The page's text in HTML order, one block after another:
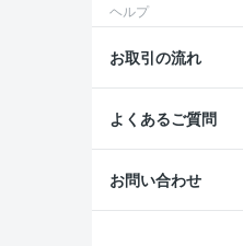
ヘルプ
お取引の流れ
よくあるご質問
お問い合わせ